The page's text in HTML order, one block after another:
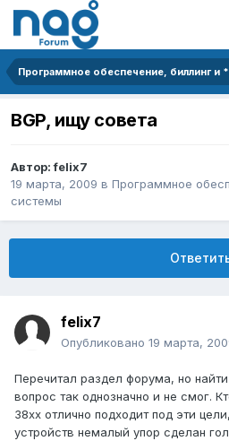
Программное обеспечение, биллинг и
BGP, ищу совета
Автор:felix7
19 марта, 2009 в Программное
системы
felix7
Опубликовано 19 марта,
Перечитал раздел форума, но
вопрос так однозначно и не смог.
38хх отлично подходит под эти
устройств немалый упор сделан